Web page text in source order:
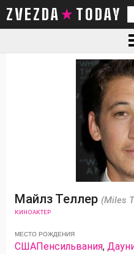
ZVEZDA TODAY
Майлз Теллер (Miles
КИНОАКТЕР
МЕСТО РОЖДЕНИЯ
СШАПенсильвания,